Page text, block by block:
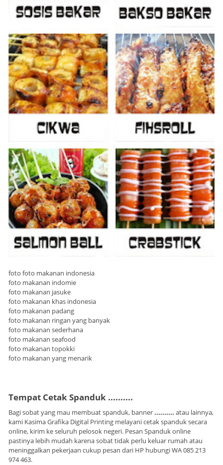
foto foto makanan indonesia
foto makanan indomie
foto makanan jasuke
foto makanan khas indonesia
foto makanan padang
foto makanan ringan yang banyak
foto makanan sederhana
foto makanan seafood
foto makanan topokki
foto makanan yang menarik
Tempat Cetak Spanduk ..........
Bagi sobat yang mau membuat spanduk, banner.......... atau lainnya,
kami Kasima Grafika Digital Printing melayani cetak spanduk secara
online, kirim ke seluruh pelosok negeri. Pesan Spanduk online
pastinya lebih mudah karena sobat tidak perlu keluar rumah atau
meninggalkan pekerjaan cukup pesan dari HP hubungi WA 085 213
974 463.